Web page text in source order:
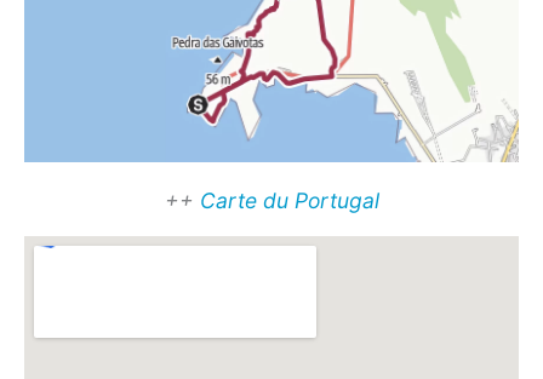
++ Carte du Portugal